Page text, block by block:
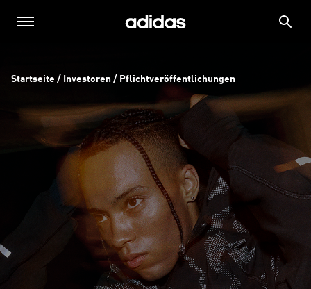
Startseite / Investoren / Pflichtveröffentlichungen